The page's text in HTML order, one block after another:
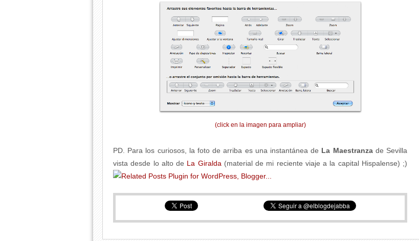
(click en la imagen para ampliar)
PD. Para los curiosos, la foto de arriba es una instantánea de La Maestranzade Sevilla
vista desde lo alto de La Giralda (material de mi reciente viaje a la capital Hispalense) ;)